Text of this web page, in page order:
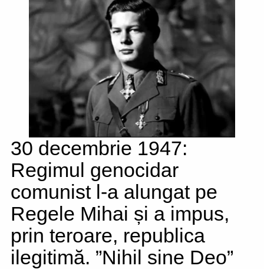
30 decembrie 1947:
Regimul genocidar
comunist l-a alungat pe
Regele Mihai și a impus,
prin teroare, republica
ilegitimă. ”Nihil sine Deo”